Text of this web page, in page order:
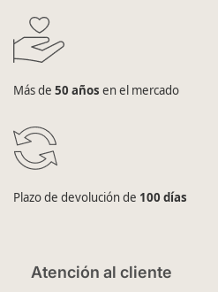
Más de 50 años en el mercado
Plazo de devolución de 100 días
Atención al cliente